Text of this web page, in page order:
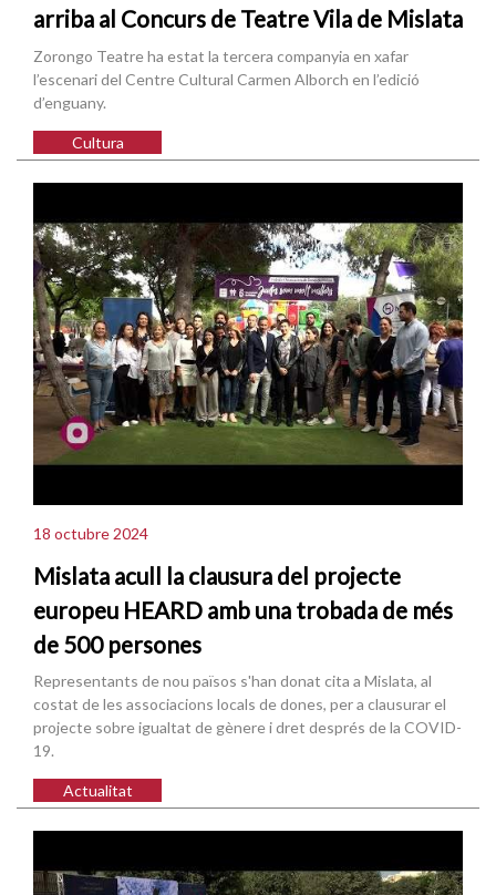
arriba al Concurs de Teatre Vila de Mislata
Zorongo Teatre ha estat la tercera companyia en xafar
l’escenari del Centre Cultural Carmen Alborch en l’edició
d’enguany.
Cultura
18 octubre 2024
Mislata acull la clausura del projecte
europeu HEARD amb una trobada de més
de 500 persones
Representants de nou països s'han donat cita a Mislata, al
costat de les associacions locals de dones, per a clausurar el
projecte sobre igualtat de gènere i dret després de la COVID-
19.
Actualitat